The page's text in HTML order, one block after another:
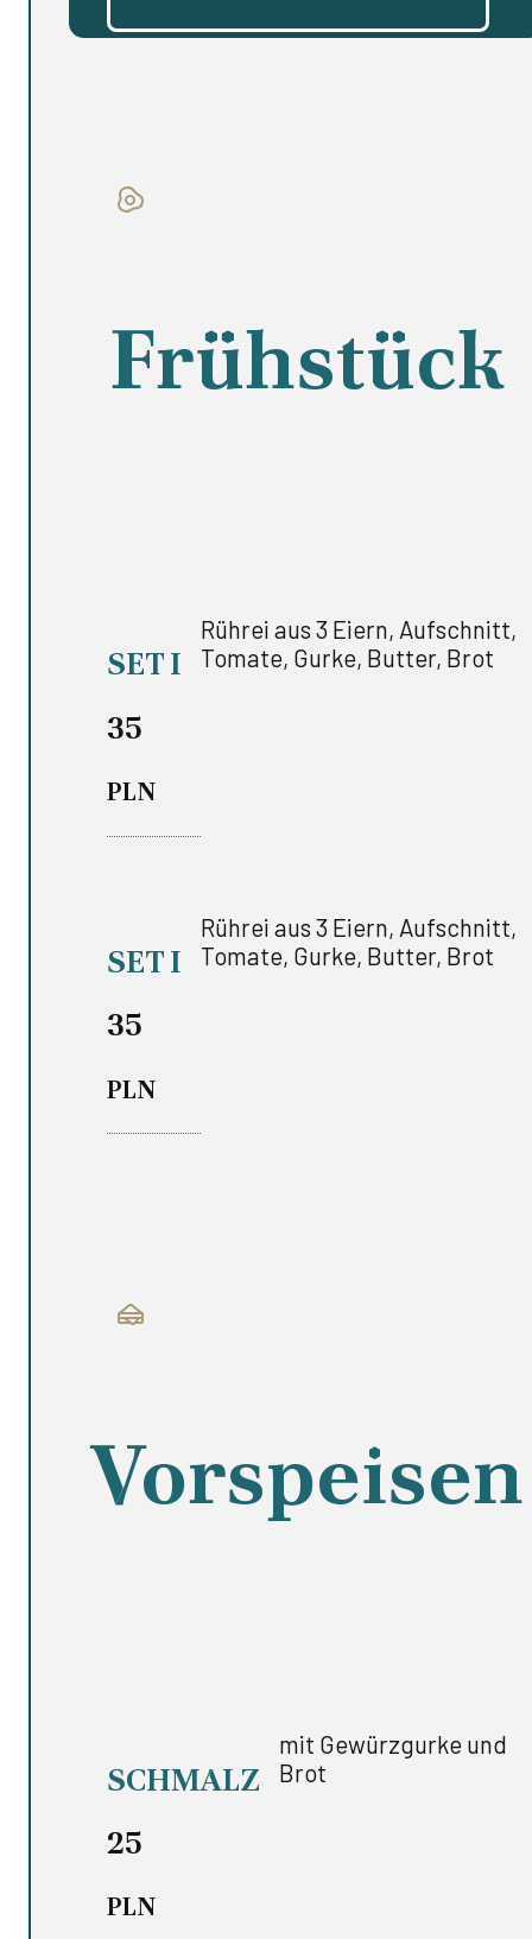
Frühstück
SET I
35
PLN
Rührei aus 3 Eiern, Aufschnitt,
Tomate, Gurke, Butter, Brot
SET I
35
PLN
Rührei aus 3 Eiern, Aufschnitt,
Tomate, Gurke, Butter, Brot
Vorspeisen
SCHMALZ
25
PLN
mit Gewürzgurke und
Brot